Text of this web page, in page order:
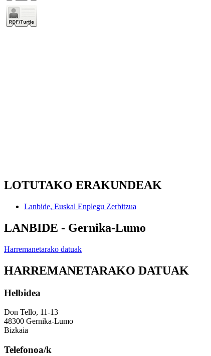
LOTUTAKO ERAKUNDEAK
Lanbide, Euskal Enplegu Zerbitzua
LANBIDE - Gernika-Lumo
Harremanetarako datuak
HARREMANETARAKO DATUAK
Helbidea
Don Tello, 11-13
48300 Gernika-Lumo
Bizkaia
Telefonoa/k